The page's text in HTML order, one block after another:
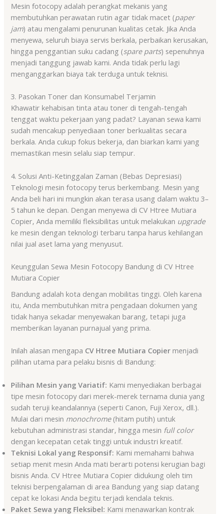
Mesin fotocopy adalah perangkat mekanis yang
membutuhkan perawatan rutin agar tidak macet (paper
jam) atau mengalami penurunan kualitas cetak. Jika Anda
menyewa, seluruh biaya servis berkala, perbaikan kerusakan,
hingga penggantian suku cadang (spare parts) sepenuhnya
menjadi tanggung jawab kami. Anda tidak perlu lagi
menganggarkan biaya tak terduga untuk teknisi.
3. Pasokan Toner dan Konsumabel Terjamin
Khawatir kehabisan tinta atau toner di tengah-tengah
tenggat waktu pekerjaan yang padat? Layanan sewa kami
sudah mencakup penyediaan toner berkualitas secara
berkala. Anda cukup fokus bekerja, dan biarkan kami yang
memastikan mesin selalu siap tempur.
4. Solusi Anti-Ketinggalan Zaman (Bebas Depresiasi)
Teknologi mesin fotocopy terus berkembang. Mesin yang
Anda beli hari ini mungkin akan terasa usang dalam waktu 3–
5 tahun ke depan. Dengan menyewa di CV Htree Mutiara
Copier, Anda memiliki fleksibilitas untuk melakukan upgrade
ke mesin dengan teknologi terbaru tanpa harus kehilangan
nilai jual aset lama yang menyusut.
Keunggulan Sewa Mesin Fotocopy Bandung di CV Htree
Mutiara Copier
Bandung adalah kota dengan mobilitas tinggi. Oleh karena
itu, Anda membutuhkan mitra pengadaan dokumen yang
tidak hanya sekadar menyewakan barang, tetapi juga
memberikan layanan purnajual yang prima.
Inilah alasan mengapa CV Htree Mutiara Copier menjadi
pilihan utama para pelaku bisnis di Bandung:
Pilihan Mesin yang Variatif: Kami menyediakan berbagai
tipe mesin fotocopy dari merek-merek ternama dunia yang
sudah teruji keandalannya (seperti Canon, Fuji Xerox, dll.).
Mulai dari mesin monochrome(hitam putih) untuk
kebutuhan administrasi standar, hingga mesin full color
dengan kecepatan cetak tinggi untuk industri kreatif.
Teknisi Lokal yang Responsif: Kami memahami bahwa
setiap menit mesin Anda mati berarti potensi kerugian bagi
bisnis Anda. CV Htree Mutiara Copier didukung oleh tim
teknisi berpengalaman di area Bandung yang siap datang
cepat ke lokasi Anda begitu terjadi kendala teknis.
Paket Sewa yang Fleksibel: Kami menawarkan kontrak